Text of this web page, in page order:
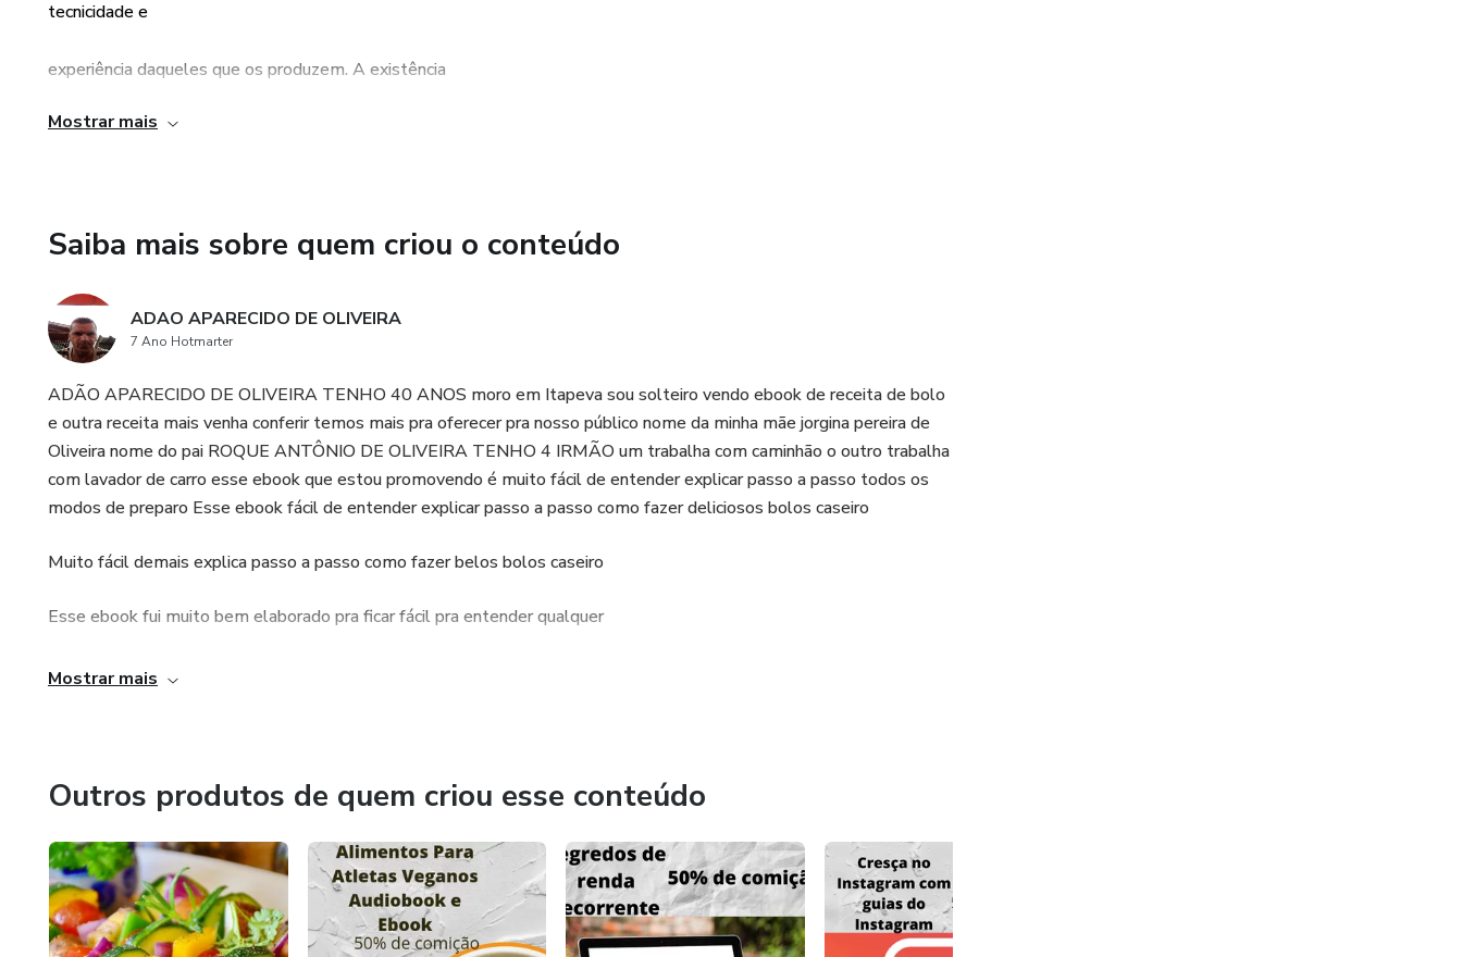
que visa
para otimizar seu empreendimento de caça aos
frente. Eu posso
prometo a você que, se você usar este livro para
guiá-lo, não há necessidade de temer...
tropeçar
tecnicidade e
experiência daqueles que os produzem. A existência
de um produto e sua aquisição, por meio da
garantia de qualidade de conteúdo e resultado, em
qualquer hipótese. Ao adquiri-lo, o comprador
declara estar ciente dessas informações. Os termos
e políticas da Hotmart podem ser acessados aqui,
antes mesmo da conclusão da compra." (Link para
Mostrar mais
Saiba mais sobre quem criou o conteúdo
ADAO APARECIDO DE OLIVEIRA
7 Ano Hotmarter
ADÃO APARECIDO DE OLIVEIRA TENHO 40 ANOS moro em Itapeva sou solteiro vendo ebook de receita de bolo
e outra receita mais venha conferir temos mais pra oferecer pra nosso público nome da minha mãe jorgina pereira de
Oliveira nome do pai ROQUE ANTÔNIO DE OLIVEIRA TENHO 4 IRMÃO um trabalha com caminhão o outro trabalha
com lavador de carro esse ebook que estou promovendo é muito fácil de entender explicar passo a passo todos os
modos de preparo Esse ebook fácil de entender explicar passo a passo como fazer deliciosos bolos caseiro
Muito fácil demais explica passo a passo como fazer belos bolos caseiro
Esse ebook fui muito bem elaborado pra ficar fácil pra entender qualquer
Mostrar mais
Outros produtos de quem criou esse conteúdo